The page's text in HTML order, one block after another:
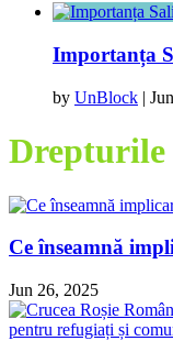
Importanța
by UnBlock |
Ce înseamnă
Jun 26, 2025